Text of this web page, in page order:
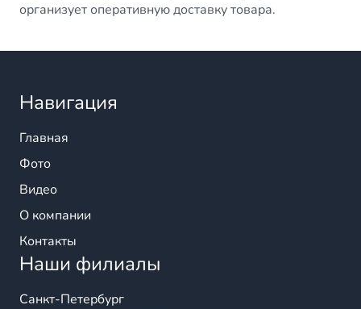
организует оперативную доставку товара.
Навигация
Главная
Фото
Видео
О компании
Контакты
Наши филиалы
Санкт-Петербург